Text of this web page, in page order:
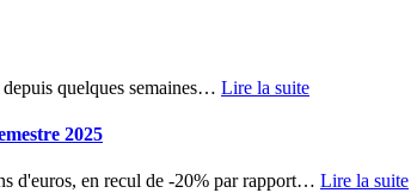
quelques semaines… Lire la suite
2025
d'euros, en recul de -20% par rapport… Lire la suite